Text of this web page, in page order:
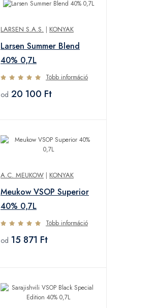
LARSEN S.A.S. | KONYAK
Larsen Summer Blend
40% 0,7L
Több információ
od 20 100 Ft
A.C. MEUKOW | KONYAK
Meukow VSOP Superior
40% 0,7L
Több információ
od 15 871 Ft